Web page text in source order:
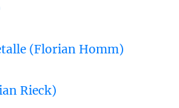
(Florian Homm)
Rieck)